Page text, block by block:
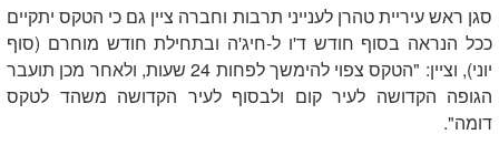
סגן ראש עיריית טהרן לענייני תרבות וחברה ציין גם כי הטקס יתקיים
ככל הנראה בסוף חודש ד'ו ל-חיג'ה ובתחילת חודש מוחרם (סוף
יוני), וציין: "הטקס צפוי להימשך לפחות 24 שעות, ולאחר מכן תועבר
הגופה הקדושה לעיר קום ולבסוף לעיר הקדושה משהד לטקס
דומה".